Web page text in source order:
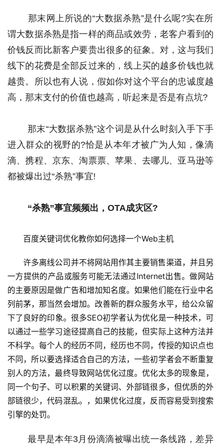
谓大数据杀熟是指一样的商品或效劳，老客户看到的
价钱反而比新客户要贵出很多的征象。对，这与我们
线下的花费是全部反过来的，线上买的越多价钱也就
越贵。所以也有人说，假如你对这个平台的忠诚度越
高，那末支付的价值也越高，听起来是否是有点坑?
那末“大数据杀熟”这个词是从什么时刻入手下手
进入群众的视野的?恰是从本年才被广为人知，像滴
滴、携程、京东、淘票票、苹果、去哪儿、亚马逊等
都被爆出过“杀熟”事宜!
“杀熟”事宜频频出，OTA成灾区?
百度关键词优化教你如何选择一个Web主机
许多离线公司并不将网站用作其主要销售渠道，并且另
一方提供的产品或服务可能无法通过Internet出售。做网站
的主要原因是做广告和增加知名度。如果他们能在行业中名
列前茅，那当然会增加。改善新的群众服务水平，给公众留
下了良好的印象。很多SEO初学者认为优化是一种技术，可
以通过一些学习途径提高自己的技能，但实际上这种方法并
不科学。每个人的经历不同，经历也不同，传授的知识点也
不同，所以要选择适合自己的方法，一些初学者会不断重复
别人的方法，最终导致网站优化过度。优化太多的现象是，
同一个句子、可以积累的关键词、外部链很多，但优质的外
部链很少，代码混乱。，如果优化过度，反而容易受到搜索
引擎的处罚。
最早是本年3月份滴滴被曝出统一条线路，差异